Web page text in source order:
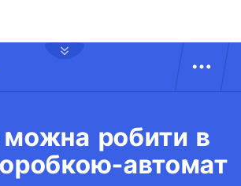
можна робити в
автомат